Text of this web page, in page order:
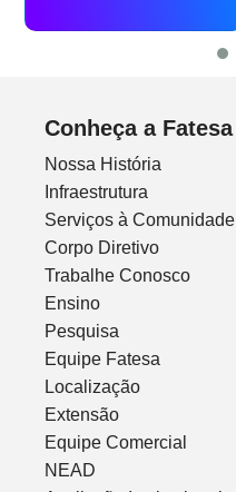
Conheça a Fatesa
Nossa História
Infraestrutura
Serviços à Comunidade
Corpo Diretivo
Trabalhe Conosco
Ensino
Pesquisa
Equipe Fatesa
Localização
Extensão
Equipe Comercial
NEAD